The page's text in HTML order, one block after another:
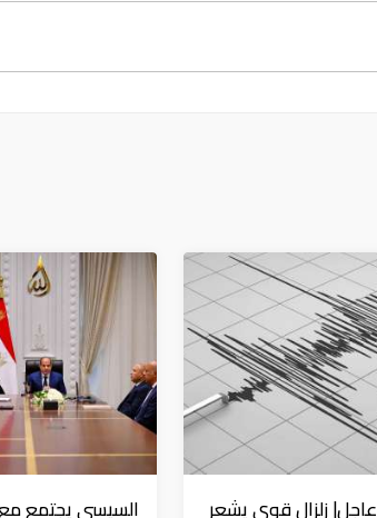
عاجل| زلزال قوي يشعر
السيسي يجتمع مع